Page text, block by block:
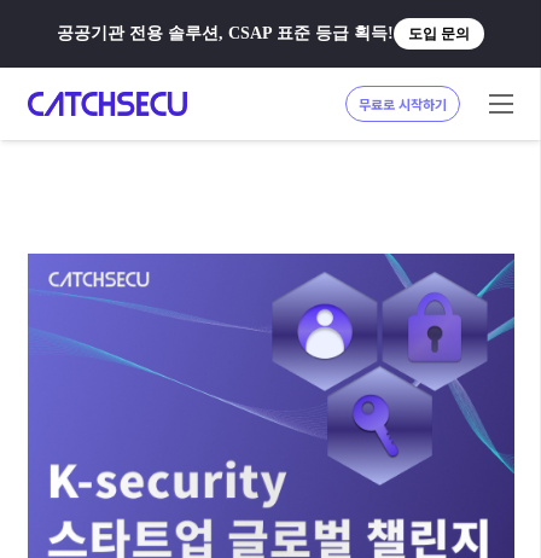
공공기관 전용 솔루션, CSAP 표준 등급 획득! 도입 문의
무료로 시작하기